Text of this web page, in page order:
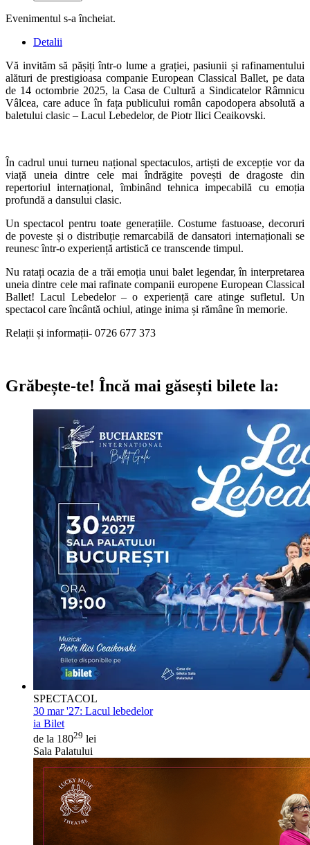
Evenimentul s-a încheiat.
Detalii
Vă invităm să pășiți într-o lume a grației, pasiunii și rafinamentului
alături de prestigioasa companie European Classical Ballet, pe data
de 14 octombrie 2025, la Casa de Cultură a Sindicatelor Râmnicu
Vâlcea, care aduce în fața publicului român capodopera absolută a
baletului clasic – Lacul Lebedelor, de Piotr Ilici Ceaikovski.
În cadrul unui turneu național spectaculos, artiști de excepție vor da
viață uneia dintre cele mai îndrăgite povești de dragoste din
repertoriul internațional, îmbinând tehnica impecabilă cu emoția
profundă a dansului clasic.
Un spectacol pentru toate generațiile. Costume fastuoase, decoruri
de poveste și o distribuție remarcabilă de dansatori internaționali se
reunesc într-o experiență artistică ce transcende timpul.
Nu ratați ocazia de a trăi emoția unui balet legendar, în interpretarea
uneia dintre cele mai rafinate companii europene European Classical
Ballet! Lacul Lebedelor – o experiență care atinge sufletul. Un
spectacol care încântă ochiul, atinge inima și rămâne în memorie.
Relații și informații- 0726 677 373
Grăbește-te! Încă mai găsești bilete la:
SPECTACOL
30 mar '27: Lacul lebedelor
ia Bilet
de la 18029 lei
Sala Palatului